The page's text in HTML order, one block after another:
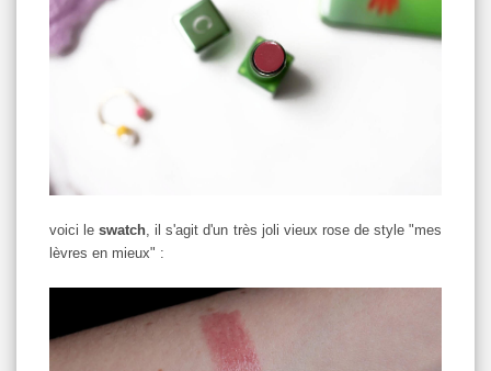
voici leswatch , il s'agit d'un très joli vieux rose de style "mes
lèvres en mieux" :